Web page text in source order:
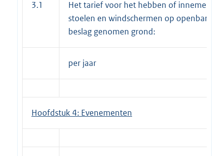
3.1
Het tarief voor het hebben of innemen
stoelen en windschermen op openbare
beslag genomen grond:
per jaar
Hoofdstuk 4: Evenementen